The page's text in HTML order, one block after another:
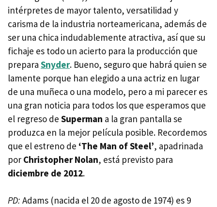
intérpretes de mayor talento, versatilidad y
carisma de la industria norteamericana, además de
ser una chica indudablemente atractiva, así que su
fichaje es todo un acierto para la producción que
prepara Snyder. Bueno, seguro que habrá quien se
lamente porque han elegido a una actriz en lugar
de una muñeca o una modelo, pero a mi parecer es
una gran noticia para todos los que esperamos que
el regreso de Superman a la gran pantalla se
produzca en la mejor película posible. Recordemos
que el estreno de ‘The Man of Steel’, apadrinada
por Christopher Nolan, está previsto para
diciembre de 2012.
PD: Adams (nacida el 20 de agosto de 1974) es 9